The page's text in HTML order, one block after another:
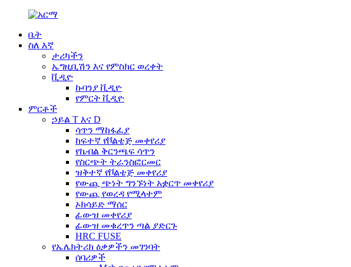
ቤት
ስለ እኛ
ታሪካችን
ኤግዚቢሽን እና የምስክር ወረቀት
ቪዲዮ
ኩባንያ ቪዲዮ
የምርት ቪዲዮ
ምርቶች
ኃይል T እና D
ሳጥን ማከፋፈያ
ከፍተኛ የቮልቴጅ መቀየሪያ
የኬብል ቅርንጫፍ ሳጥን
የስርጭት ትራንስፎርመር
ዝቅተኛ የቮልቴጅ መቀየሪያ
የውጪ ጭነት ግንኙነት አቋርጥ መቀየሪያ
የውጪ የወረዳ የሚላተም
ኦክሳይድ ማሰር
ፊውዝ መቀየሪያ
ፊውዝ መቁረጥን ጣል ያድርጉ
HRC FUSE
የኤሌክትሪክ ዕቃዎችን መገንባት
ሰባሪዎች